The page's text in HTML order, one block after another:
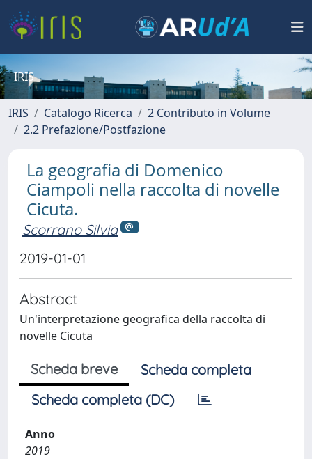
IRIS
IRIS Catalogo Ricerca
2 Contributo in Volume
2.2 Prefazione/Postfazione
La geografia di Domenico
Ciampoli nella raccolta di novelle
Cicuta.
Scorrano Silvia
2019-01-01
Abstract
Un'interpretazione geografica della raccolta di
novelle Cicuta
Scheda breve
Scheda completa
Scheda completa (DC)
Anno
2019